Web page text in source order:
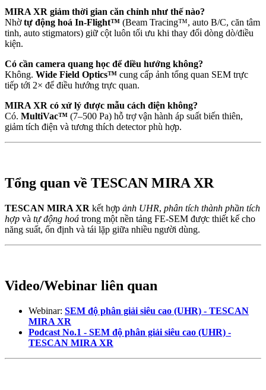
MIRA XR giảm thời gian căn chỉnh như thế nào?
Nhờtự động hoá In-Flight™ (Beam Tracing™, auto B/C, căn tâm
tinh, auto stigmators) giữ cột luôn tối ưu khi thay đổi dòng dò/điều
kiện.
Có cần camera quang học để điều hướng không?
Không. Wide Field Optics™ cung cấp ảnh tổng quan SEM trực
tiếp tới 2× để điều hướng trực quan.
MIRA XR có xử lý được mẫu cách điện không?
Có. MultiVac™ (7–500 Pa) hỗ trợ vận hành áp suất biến thiên,
giảm tích điện và tương thích detector phù hợp.
Tổng quan về TESCAN MIRA XR
TESCAN MIRA XR kết hợp ảnh UHR, phân tích thành phần tích
hợp và tự động hoá trong một nền tảng FE-SEM được thiết kế cho
năng suất, ổn định và tái lặp giữa nhiều người dùng.
Video/Webinar liên quan
Webinar: SEM độ phân giải siêu cao (UHR) - TESCAN
MIRA XR
Podcast No.1 - SEM độ phân giải siêu cao (UHR) -
TESCAN MIRA XR